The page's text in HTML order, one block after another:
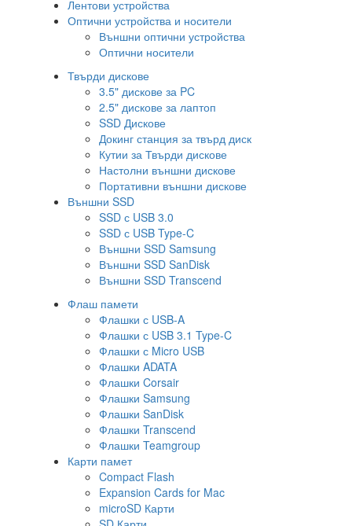
Лентови устройства
Оптични устройства и носители
Външни оптични устройства
Оптични носители
Твърди дискове
3.5" дискове за PC
2.5" дискове за лаптоп
SSD Дискове
Докинг станция за твърд диск
Кутии за Твърди дискове
Настолни външни дискове
Портативни външни дискове
Външни SSD
SSD с USB 3.0
SSD с USB Type-C
Външни SSD Samsung
Външни SSD SanDisk
Външни SSD Transcend
Флаш памети
Флашки с USB-A
Флашки с USB 3.1 Type-C
Флашки с Micro USB
Флашки ADATA
Флашки Corsair
Флашки Samsung
Флашки SanDisk
Флашки Transcend
Флашки Teamgroup
Карти памет
Compact Flash
Expansion Cards for Mac
microSD Карти